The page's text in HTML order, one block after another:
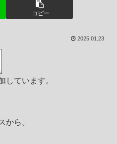
コピー
2025.01.23
しています。
から。